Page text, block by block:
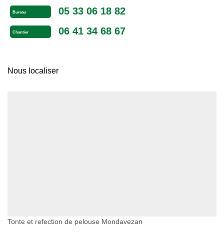
Bureau 05 33 06 18 82
Chantier 06 41 34 68 67
Nous localiser
Tonte et refection de pelouse Mondavezan